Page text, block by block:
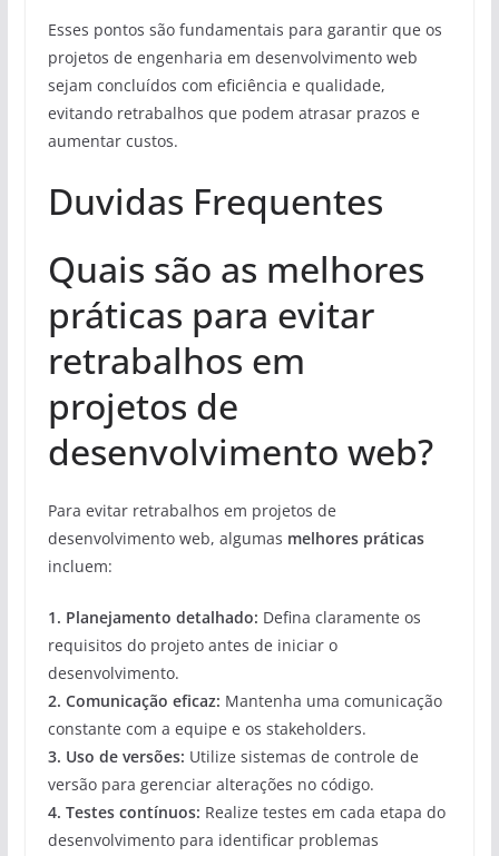
Esses pontos são fundamentais para garantir que os
projetos de engenharia em desenvolvimento web
sejam concluídos com eficiência e qualidade,
evitando retrabalhos que podem atrasar prazos e
aumentar custos.
Duvidas Frequentes
Quais são as melhores
práticas para evitar
retrabalhos em
projetos de
desenvolvimento web?
Para evitar retrabalhos em projetos de
desenvolvimento web, algumas melhores práticas
incluem:
1. Planejamento detalhado: Defina claramente os
requisitos do projeto antes de iniciar o
desenvolvimento.
2. Comunicação eficaz: Mantenha uma comunicação
constante com a equipe e os stakeholders.
3. Uso de versões: Utilize sistemas de controle de
versão para gerenciar alterações no código.
4. Testes contínuos: Realize testes em cada etapa do
desenvolvimento para identificar problemas